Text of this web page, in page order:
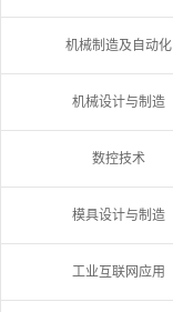
机械制造及自动化
机械设计与制造
数控技术
模具设计与制造
工业互联网应用